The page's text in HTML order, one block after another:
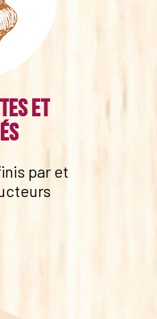
et
par et